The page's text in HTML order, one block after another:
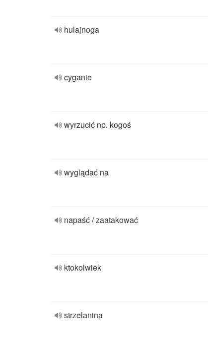
hulajnoga
cyganie
wyrzucić np. kogoś
wyglądać na
napaść / zaatakować
ktokolwiek
strzelanina